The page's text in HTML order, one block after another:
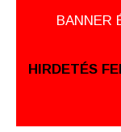
BANNER
HIRDETÉS